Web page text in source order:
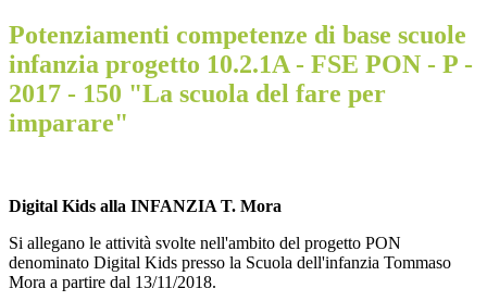
Potenziamenti competenze di base scuole
infanzia progetto 10.2.1A - FSE PON - P -
2017 - 150 "La scuola del fare per
imparare"
Digital Kids alla INFANZIA T. Mora
Si allegano le attività svolte nell'ambito del progetto PON
denominato Digital Kids presso la Scuola dell'infanzia Tommaso
Mora a partire dal 13/11/2018.